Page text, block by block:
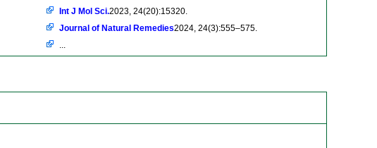
Int J Mol Sci.2023, 24(20):15320.
Journal of Natural Remedies2024, 24(3):555–575.
...